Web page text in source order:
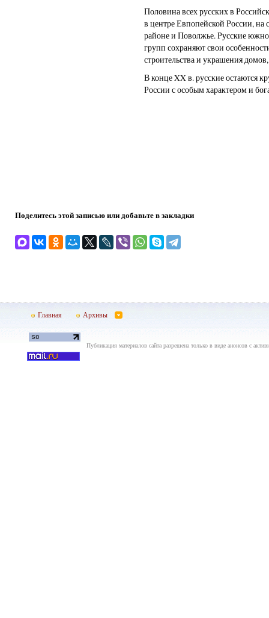
Половина всех русских в
в центре Евпопейской России, на
районе и Поволжье. Русские
групп сохраняют свои
строительства и украшения
В конце XX в. русские остаются
России с особым характером и
Поделитесь этой записью или добавьте в закладки
Главная Архивы
Публикация материалов сайта разрешена только в виде анонсов с